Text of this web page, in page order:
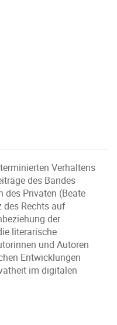
Verhaltens
des Bandes
des Privaten (Beate
des Rechts auf
der
literarische
und Autoren
Entwicklungen
im digitalen